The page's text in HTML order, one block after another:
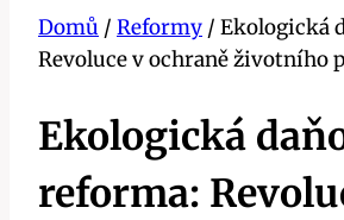
Domů / Reformy / Ekologická
Revoluce v ochraně životního
Ekologická
reforma: